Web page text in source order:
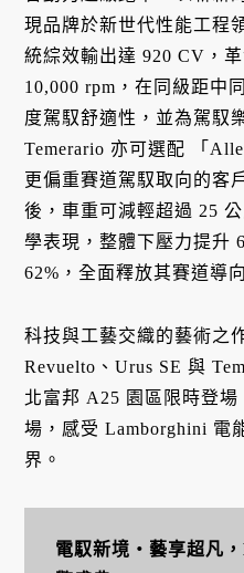
現品牌於新世代性能工程
統綜效輸出達 920 CV，
10,000 rpm，在同級距中
度駕馭舒適性，並為駕馭
Temerario 亦可選配 「
更偏重賽道駕馭取向的客
後，車重可減輕超過 25
學表現，整體下壓力提升
62%，全面釋放其賽道導
科技與工藝交織的藝術之
Revuelto、Urus SE 與
北富邦 A25 園區限時登
場，感受 Lamborghini 電
界。
電馭新境・藝享超凡